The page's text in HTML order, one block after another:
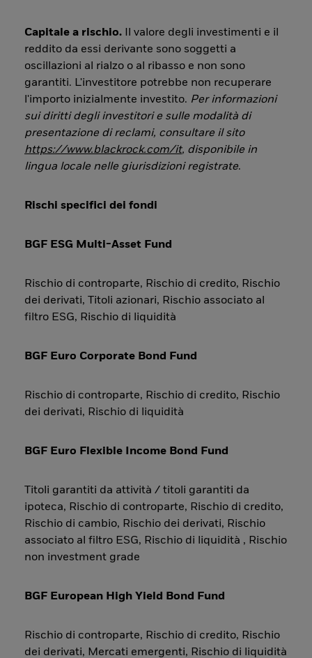
Capitale a rischio. Il valore degli investimenti e il
reddito da essi derivante sono soggetti a
oscillazioni al rialzo o al ribasso e non sono
garantiti. L'investitore potrebbe non recuperare
l'importo inizialmente investito. Per informazioni
sui diritti degli investitori e sulle modalità di
presentazione di reclami, consultare il sito
https://www.blackrock.com/it, disponibile in
lingua locale nelle giurisdizioni registrate.
Rischi specifici dei fondi
BGF ESG Multi-Asset Fund
Rischio di controparte, Rischio di credito, Rischio
dei derivati, Titoli azionari, Rischio associato al
filtro ESG, Rischio di liquidità
BGF Euro Corporate Bond Fund
Rischio di controparte, Rischio di credito, Rischio
dei derivati, Rischio di liquidità
BGF Euro Flexible Income Bond Fund
Titoli garantiti da attività / titoli garantiti da
ipoteca, Rischio di controparte, Rischio di credito,
Rischio di cambio, Rischio dei derivati, Rischio
associato al filtro ESG, Rischio di liquidità , Rischio
non investment grade
BGF European High Yield Bond Fund
Rischio di controparte, Rischio di credito, Rischio
dei derivati, Mercati emergenti, Rischio di liquidità